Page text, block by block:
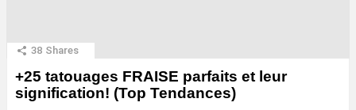
38 Shares
+25 tatouages ​​FRAISE parfaits et leur
signification! (Top Tendances)